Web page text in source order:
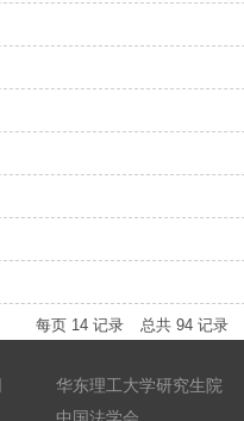
每页 14 记录 总共 94 记录
华东理工大学研究生院